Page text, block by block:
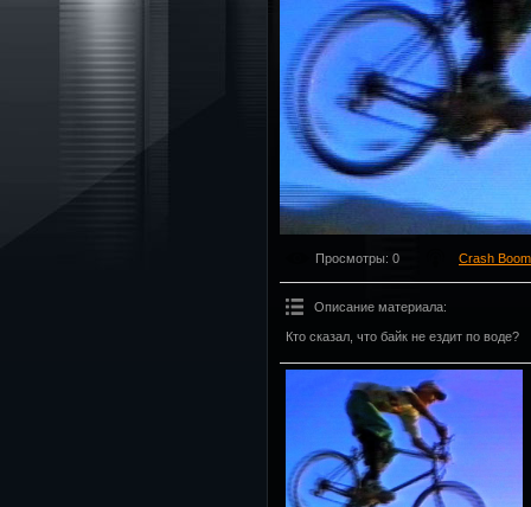
Просмотры: 0 Crash
Описание материала:
Кто сказал, что байк не ездит по воде?